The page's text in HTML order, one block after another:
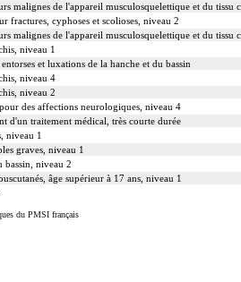
malignes de l'appareil musculosquelettique et du tissu
fractures, cyphoses et scolioses, niveau 2
malignes de l'appareil musculosquelettique et du tissu
niveau 1
et luxations de la hanche et du bassin
niveau 4
niveau 2
des affections neurologiques, niveau 4
d'un traitement médical, très courte durée
niveau 1
graves, niveau 1
bassin, niveau 2
âge supérieur à 17 ans, niveau 1
du PMSI français